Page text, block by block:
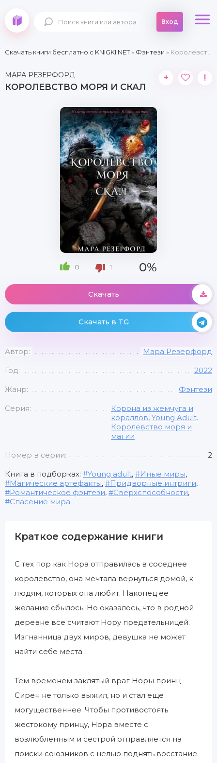
Вход
Скачать книги бесплатно c KNIGKI.NET» Фэнтези » Королевство моря и скал
МАРА РЕЗЕРФОРД
КОРОЛЕВСТВО МОРЯ И СКАЛ
+ !
0 1 0%
Скачать
Скачать в TG
Автор: Мара Резерфорд
Год: 2022
Жанр: Фэнтези
Серия:
Корона из жемчуга и
кораллов, Young Adult.
Королевство моря и
магии
Номер в серии: 2
Книга в подборках: Young adult, Иные миры,
Магические артефакты, Придворные интриги,
Романтическое фэнтези, Сверхспособности,
Спасение мира
Краткое содержание книги
С тех пор как Нора отправилась в соседнее
королевство, она мечтала вернуться домой, к
людям, которых она любит. Наконец ее
желание сбылось. Но оказалось, что в родной
деревне все считают Нору предательницей.
Изгнанница двух миров, девушка не может
найти себе места…
Тем временем заклятый враг Норы принц
Сирен не только выжил, но и стал еще
могущественнее. Чтобы противостоять
жестокому принцу, Нора вместе с
возлюбленным и сестрой отправляется на
поиски союзников с целью поднять восстание.